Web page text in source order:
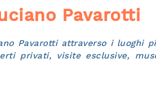
Pavarotti
Pavarotti attraverso i luoghi
privati, visite esclusive,